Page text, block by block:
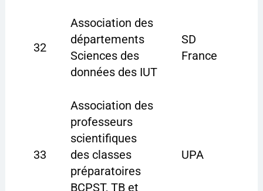
32
Association des
départements
Sciences des
données des IUT
SD
France
33
Association des
professeurs
scientifiques
des classes
préparatoires
BCPST, TB et
UPA